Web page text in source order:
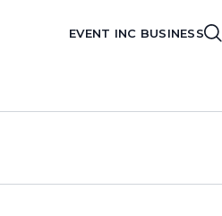
EVENT INC BUSINESS